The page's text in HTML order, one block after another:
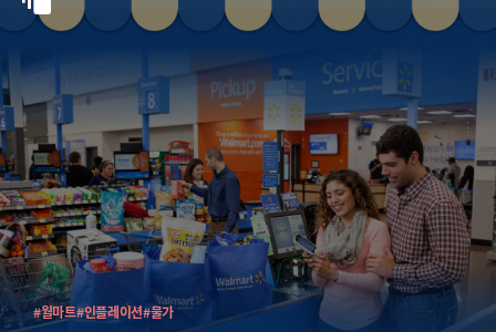
#월마트#인플레이션#물가